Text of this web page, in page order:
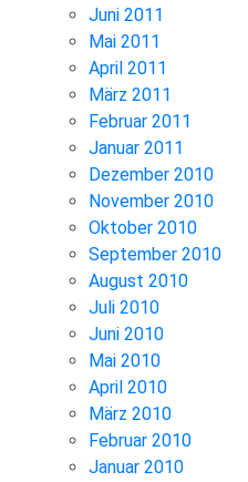
Juni 2011
Mai 2011
April 2011
März 2011
Februar 2011
Januar 2011
Dezember 2010
November 2010
Oktober 2010
September 2010
August 2010
Juli 2010
Juni 2010
Mai 2010
April 2010
März 2010
Februar 2010
Januar 2010